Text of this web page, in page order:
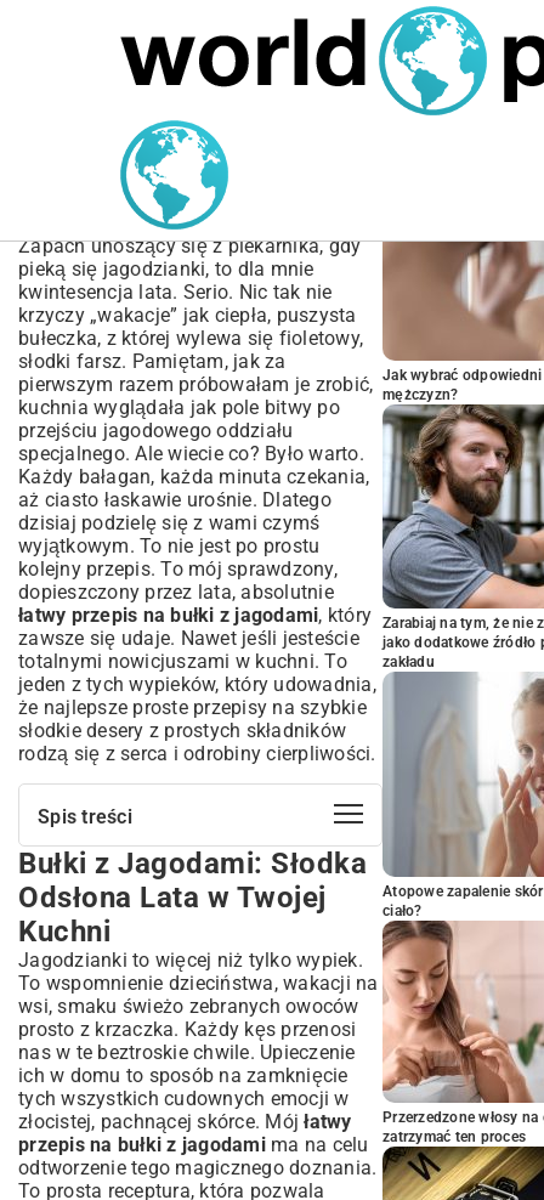
MARIUSZ ŁAMAGA 05.10.2025
Łatwy Przepis na Bułki z
Jagodami – Puszyste i
Domowe Jagodzianki
Zapach unoszący się z piekarnika, gdy
pieką się jagodzianki, to dla mnie
kwintesencja lata. Serio. Nic tak nie
krzyczy „wakacje” jak ciepła, puszysta
bułeczka, z której wylewa się fioletowy,
słodki farsz. Pamiętam, jak za
pierwszym razem próbowałam je zrobić,
kuchnia wyglądała jak pole bitwy po
przejściu jagodowego oddziału
specjalnego. Ale wiecie co? Było warto.
Każdy bałagan, każda minuta czekania,
aż ciasto łaskawie urośnie. Dlatego
dzisiaj podzielę się z wami czymś
wyjątkowym. To nie jest po prostu
kolejny przepis. To mój sprawdzony,
dopieszczony przez lata, absolutnie
łatwy przepis na bułki z jagodami, który
zawsze się udaje. Nawet jeśli jesteście
totalnymi nowicjuszami w kuchni. To
jeden z tych wypieków, który udowadnia,
że najlepsze proste przepisy na szybkie
słodkie desery z prostych składników
rodzą się z serca i odrobiny cierpliwości.
Spis treści
Bułki z Jagodami: Słodka Odsłona Lata
w Twojej Kuchni
Dlaczego Warto Upiec Domowe Bułki z
Jagodami?
Niezbędne Składniki na Idealne Bułki
Jagodowe
Lista Zakupów dla Piekących
Jak Wybrać Najlepsze Jagody?
Łatwy Przepis na Bułki z Jagodami Krok
po Kroku
Przygotowanie Ciasta Drożdżowego:
Sekrety Sukcesu
Farsz Jagodowy: Jak Go Przygotować?
Bułki z Jagodami: Słodka
Odsłona Lata w Twojej
Kuchni
Jagodzianki to więcej niż tylko wypiek.
To wspomnienie dzieciństwa, wakacji na
wsi, smaku świeżo zebranych owoców
prosto z krzaczka. Każdy kęs przenosi
nas w te beztroskie chwile. Upieczenie
ich w domu to sposób na zamknięcie
tych wszystkich cudownych emocji w
złocistej, pachnącej skórce. Mójłatwy
przepis na bułki z jagodamima na celu
odtworzenie tego magicznego doznania.
To prosta receptura, która pozwala
Jak wybrać
mężczyzn?
Zarabiaj na tym, że nie
jako dodatkowe
zakładu
Atopowe zapalenie
ciało?
Przerzedzone włosy
zatrzymać ten proces